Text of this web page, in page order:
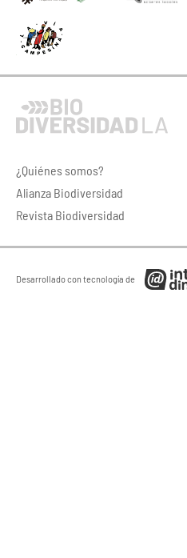
¿Quiénes somos?
Alianza Biodiversidad
Revista Biodiversidad